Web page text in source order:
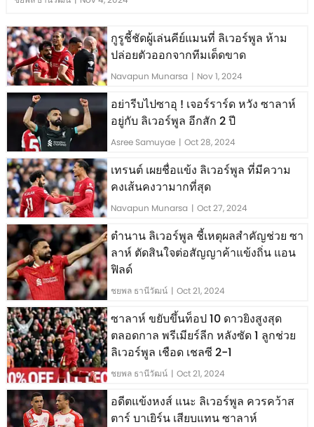
กูรูชี้ชัดผู้เล่นคีย์แมนที่ ลิเวอร์พูล ห้าม
ปล่อยตัวออกจากทีมเด็ดขาด
Navapun Munarsa | Nov 1, 2024
อย่ารีบไปซาอุ ! เจอร์ราร์ด หวัง ซาลาห์
อยู่กับ ลิเวอร์พูล อีกสัก 2 ปี
Asree Samuyae | Oct 28, 2024
เทรนต์ เผยชื่อแข้ง ลิเวอร์พูล ที่มีความ
คงเส้นคงวามากที่สุด
Navapun Munarsa | Oct 27, 2024
ตำนาน ลิเวอร์พูล ชี้เหตุผลสำคัญช่วย ซา
ลาห์ ตัดสินใจต่อสัญญาค้าแข้งถิ่น แอน
ฟิลด์
ชยพล ธานีวัฒน์ | Oct 21, 2024
ซาลาห์ ขยับขึ้นท็อป 10 ดาวยิงสูงสุด
ตลอดกาล พรีเมียร์ลีก หลังซัด 1 ลูกช่วย
ลิเวอร์พูล เชือด เชลซี 2-1
ชยพล ธานีวัฒน์ | Oct 21, 2024
อดีตแข้งหงส์ แนะ ลิเวอร์พูล ควรคว้าส
ตาร์ บาเยิร์น เสียบแทน ซาลาห์